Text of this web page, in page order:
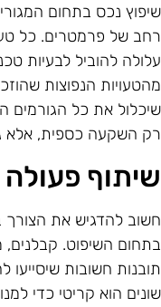
נכס בתחום
של פרמטרים. כל
להוביל לבעיות
הנפוצות
את כל הגורמים
השקעה כספית, אלא
להדגיש את הצורך
השיפוט. קבלנים,
חשובות שיסייעו
הוא קריטי כדי